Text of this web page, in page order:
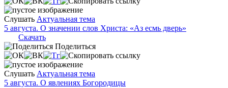
Слушать Актуальная тема
5 августа. О значении слов Христа: «Аз есмь дверь»
Скачать
Поделиться
Слушать Актуальная тема
5 августа. О явлениях Богородицы